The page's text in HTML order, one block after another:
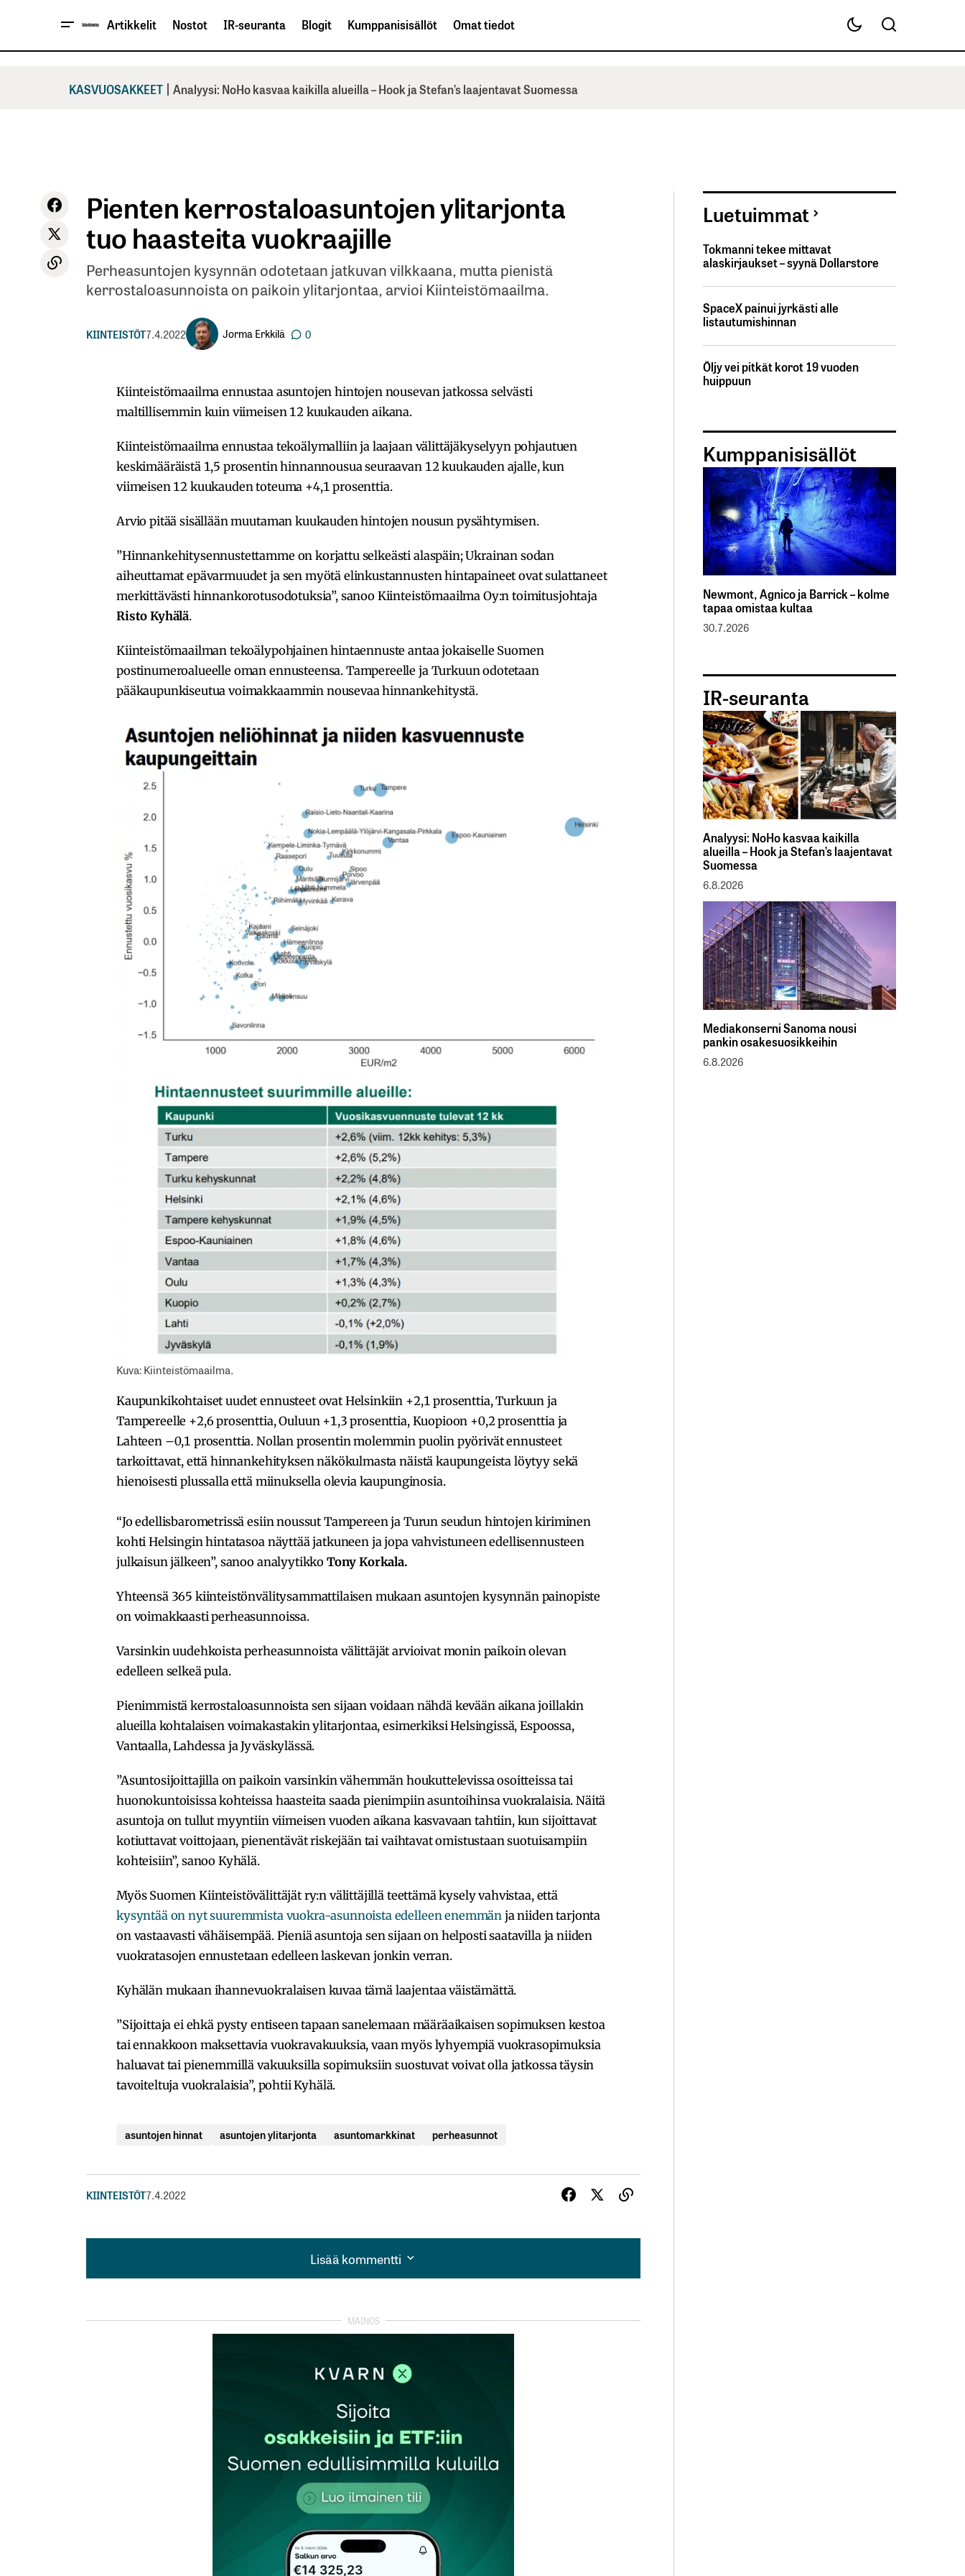
Artikkelit Nostot IR-seuranta Blogit Kumppanisisällöt Omat tiedot
KASVUOSAKKEET | Analyysi: NoHo kasvaa kaikilla alueilla – Hook ja Stefan’s laajentavat Suomessa
Pienten kerrostaloasuntojen ylitarjonta
tuo haasteita vuokraajille
Perheasuntojen kysynnän odotetaan jatkuvan vilkkaana, mutta pienistä
kerrostaloasunnoista on paikoin ylitarjontaa, arvioi Kiinteistömaailma.
KIINTEISTÖT7.4.2022 Jorma Erkkilä 0
Kiinteistömaailma ennustaa asuntojen hintojen nousevan jatkossa selvästi
maltillisemmin kuin viimeisen 12 kuukauden aikana.
Kiinteistömaailma ennustaa tekoälymalliin ja laajaan välittäjäkyselyyn pohjautuen
keskimääräistä 1,5 prosentin hinnannousua seuraavan 12 kuukauden ajalle, kun
viimeisen 12 kuukauden toteuma +4,1 prosenttia.
Arvio pitää sisällään muutaman kuukauden hintojen nousun pysähtymisen.
”Hinnankehitysennustettamme on korjattu selkeästi alaspäin; Ukrainan sodan
aiheuttamat epävarmuudet ja sen myötä elinkustannusten hintapaineet ovat sulattaneet
merkittävästi hinnankorotusodotuksia”, sanoo Kiinteistömaailma Oy:n toimitusjohtaja
Risto Kyhälä.
Kiinteistömaailman tekoälypohjainen hintaennuste antaa jokaiselle Suomen
postinumeroalueelle oman ennusteensa. Tampereelle ja Turkuun odotetaan
pääkaupunkiseutua voimakkaammin nousevaa hinnankehitystä.
Kuva: Kiinteistömaailma.
Kaupunkikohtaiset uudet ennusteet ovat Helsinkiin +2,1 prosenttia, Turkuun ja
Tampereelle +2,6 prosenttia, Ouluun +1,3 prosenttia, Kuopioon +0,2 prosenttia ja
Lahteen –0,1 prosenttia. Nollan prosentin molemmin puolin pyörivät ennusteet
tarkoittavat, että hinnankehityksen näkökulmasta näistä kaupungeista löytyy sekä
hienoisesti plussalla että miinuksella olevia kaupunginosia.
“Jo edellisbarometrissä esiin noussut Tampereen ja Turun seudun hintojen kiriminen
kohti Helsingin hintatasoa näyttää jatkuneen ja jopa vahvistuneen edellisennusteen
julkaisun jälkeen”, sanoo analyytikko Tony Korkala.
Yhteensä 365 kiinteistönvälitysammattilaisen mukaan asuntojen kysynnän painopiste
on voimakkaasti perheasunnoissa.
Varsinkin uudehkoista perheasunnoista välittäjät arvioivat monin paikoin olevan
edelleen selkeä pula.
Pienimmistä kerrostaloasunnoista sen sijaan voidaan nähdä kevään aikana joillakin
alueilla kohtalaisen voimakastakin ylitarjontaa, esimerkiksi Helsingissä, Espoossa,
Vantaalla, Lahdessa ja Jyväskylässä.
”Asuntosijoittajilla on paikoin varsinkin vähemmän houkuttelevissa osoitteissa tai
huonokuntoisissa kohteissa haasteita saada pienimpiin asuntoihinsa vuokralaisia. Näitä
asuntoja on tullut myyntiin viimeisen vuoden aikana kasvavaan tahtiin, kun sijoittavat
kotiuttavat voittojaan, pienentävät riskejään tai vaihtavat omistustaan suotuisampiin
kohteisiin”, sanoo Kyhälä.
Myös Suomen Kiinteistövälittäjät ry:n välittäjillä teettämä kysely vahvistaa, että
kysyntää on nyt suuremmista vuokra-asunnoista edelleen enemmän ja niiden tarjonta
on vastaavasti vähäisempää. Pieniä asuntoja sen sijaan on helposti saatavilla ja niiden
vuokratasojen ennustetaan edelleen laskevan jonkin verran.
Kyhälän mukaan ihannevuokralaisen kuvaa tämä laajentaa väistämättä.
”Sijoittaja ei ehkä pysty entiseen tapaan sanelemaan määräaikaisen sopimuksen kestoa
tai ennakkoon maksettavia vuokravakuuksia, vaan myös lyhyempiä vuokrasopimuksia
haluavat tai pienemmillä vakuuksilla sopimuksiin suostuvat voivat olla jatkossa täysin
tavoiteltuja vuokralaisia”, pohtii Kyhälä.
asuntojen hinnat asuntojen ylitarjonta asuntomarkkinat perheasunnot
KIINTEISTÖT7.4.2022
Lisää kommentti
Lisää kommentti
Pakolliset kentät on merkitty
Sähköpostiosoitteesi
Luetuimmat
Tokmanni tekee mittavat
alaskirjaukset – syynä Dollarstore
SpaceX painui jyrkästi alle
listautumishinnan
Öljy vei pitkät korot 19 vuoden
huippuun
Kumppanisisällöt
Newmont, Agnico ja Barrick – kolme
tapaa omistaa kultaa
30.7.2026
IR-seuranta
Analyysi: NoHo kasvaa kaikilla
alueilla – Hook ja Stefan’s laajentavat
Suomessa
6.8.2026
Mediakonserni Sanoma nousi
pankin osakesuosikkeihin
6.8.2026